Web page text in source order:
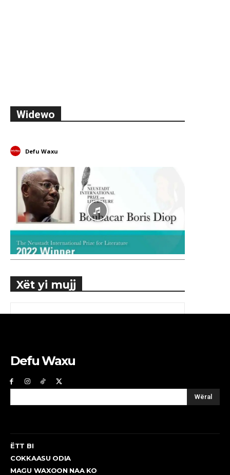
Widewo
Defu Waxu
Xët yi mujj
Defu Waxu
Wëral
ËTT BI
COKKAASU ODIA
MAGU WAXOON NAA KO